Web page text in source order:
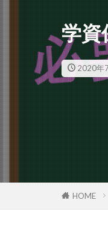
学資
2020年
HOME